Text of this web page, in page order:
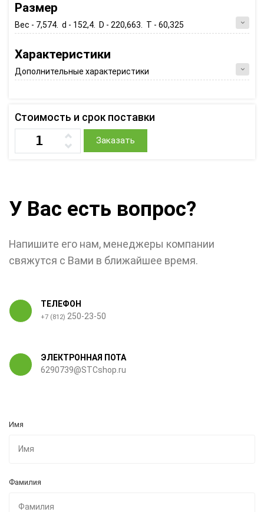
Размер
Вес - 7,574. d - 152,4. D - 220,663. T - 60,325
Характеристики
Дополнительные характеристики
Стоимость и срок поставки
Заказать
У Вас есть вопрос?
Напишите его нам, менеджеры компании
свяжутся с Вами в ближайшее время.
ТЕЛЕФОН
+7 (812) 250-23-50
ЭЛЕКТРОННАЯ ПОТА
6290739@STCshop.ru
Имя
Фамилия